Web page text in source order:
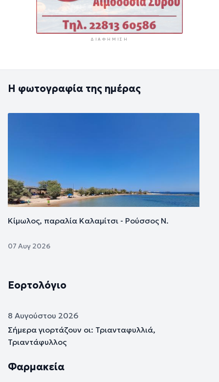
ΔΙΑΦΉΜΙΣΗ
Η φωτογραφία της ημέρας
Κίμωλος, παραλία Καλαμίτσι - Ρούσσος Ν.
07 Αυγ 2026
Εορτολόγιο
8 Αυγούστου 2026
Σήμερα γιορτάζουν οι: Τριανταφυλλιά,
Τριαντάφυλλος
Φαρμακεία